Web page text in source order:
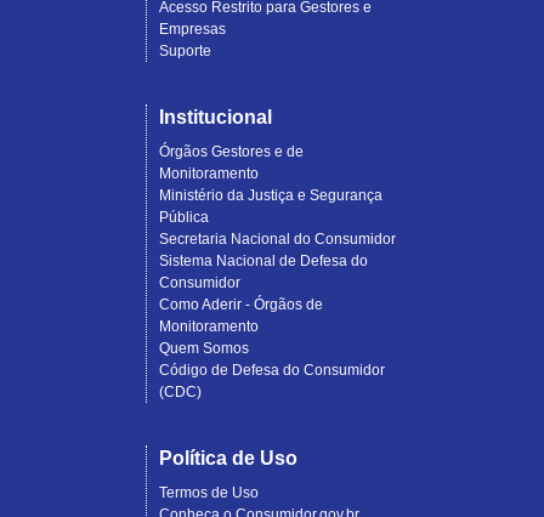
Acesso Restrito para Gestores e
Empresas
Suporte
Institucional
Órgãos Gestores e de
Monitoramento
Ministério da Justiça e Segurança
Pública
Secretaria Nacional do Consumidor
Sistema Nacional de Defesa do
Consumidor
Como Aderir - Órgãos de
Monitoramento
Quem Somos
Código de Defesa do Consumidor
(CDC)
Política de Uso
Termos de Uso